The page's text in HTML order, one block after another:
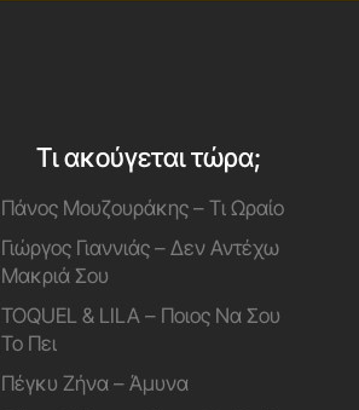
Τι ακούγεται τώρα;
Πάνος Μουζουράκης – Τι Ωραίο
Γιώργος Γιαννιάς – Δεν Αντέχω
Μακριά Σου
TOQUEL & LILA – Ποιος Να Σου
Το Πει
Πέγκυ Ζήνα – Άμυνα